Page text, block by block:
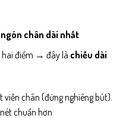
chân dài nhất
hai điểm → đây là chiều dài
viền chân (đừng nghiêng bút).
chuẩn hơn